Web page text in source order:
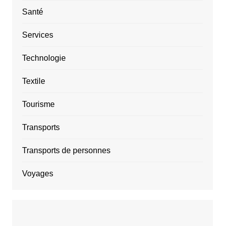
Santé
Services
Technologie
Textile
Tourisme
Transports
Transports de personnes
Voyages